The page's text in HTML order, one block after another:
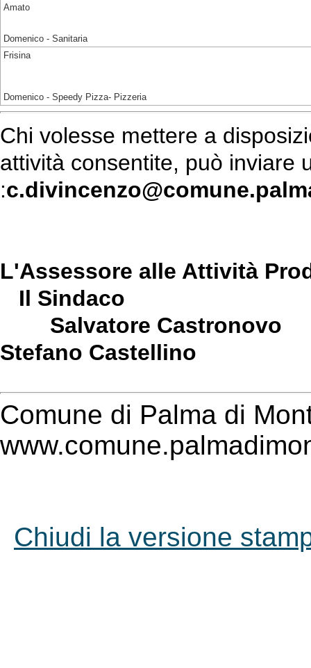
Amato
Domenico - Sanitaria
Frisina
Domenico - Speedy Pizza- Pizzeria
Chi volesse mettere a
attività consentite, può inviare
:
L'Assessore
Il Sindaco
Salvatore
Stefano Castellino
Comune di Palma di
Chiudi la versione